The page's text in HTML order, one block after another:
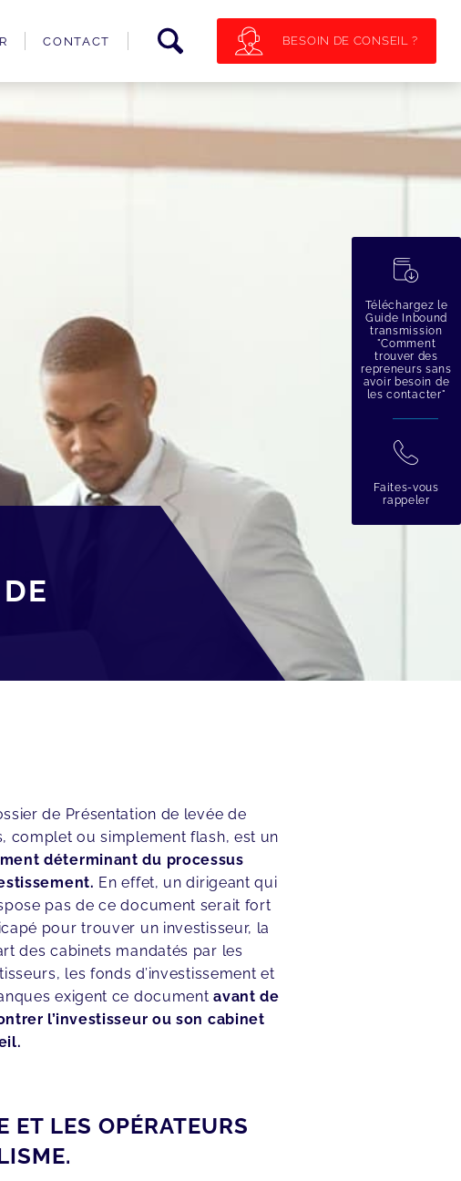
CONTACT BESOIN DE CONSEIL ?
de Présentation de levée de
complet ou simplement flash, est un
déterminant du processus
En effet, un dirigeant qui
pas de ce document serait fort
pour trouver un investisseur, la
des cabinets mandatés par les
les fonds d’investissement et
exigent ce documentavant de
l’investisseur ou son cabinet
ET LES OPÉRATEURS
蠟
Téléchargez le
Guide Inbound
transmission
"Comment
trouver des
repreneurs sans
avoir besoin de
les contacter"
拉
Faites-vous
rappeler